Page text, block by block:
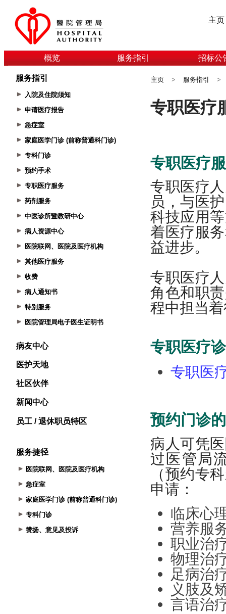
主页
概览 服务指引 招标公
服务指引
入院及住院须知
申请医疗报告
急症室
家庭医学门诊 (前称普通科门诊)
专科门诊
预约手术
专职医疗服务
药剂服务
中医诊所暨教研中心
病人资源中心
医院联网、医院及医疗机构
其他医疗服务
收费
病人通知书
特别服务
医院管理局电子医生证明书
病友中心
医护天地
社区伙伴
新闻中心
员工 / 退休职员特区
服务捷径
医院联网、医院及医疗机构
急症室
家庭医学门诊 (前称普通科门诊)
专科门诊
赞扬、意见及投诉
主页 > 服务指引 >